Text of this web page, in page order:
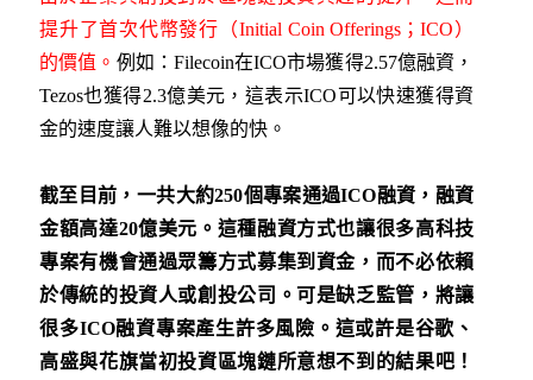
提升了首次代幣發行（Initial Coin Offerings；ICO）
的價值。 例如：Filecoin在ICO市場獲得2.57億融資，
Tezos也獲得2.3億美元，這表示ICO可以快速獲得資
金的速度讓人難以想像的快。
截至目前，一共大約250個專案通過ICO融資，融資
金額高達20億美元。這種融資方式也讓很多高科技
專案有機會通過眾籌方式募集到資金，而不必依賴
於傳統的投資人或創投公司。可是缺乏監管，將讓
很多ICO融資專案產生許多風險。這或許是谷歌、
高盛與花旗當初投資區塊鏈所意想不到的結果吧！